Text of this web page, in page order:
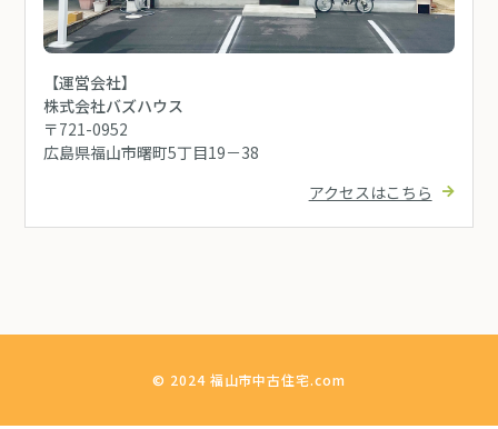
【運営会社】
株式会社バズハウス
〒721-0952
広島県福山市曙町5丁目19－38
アクセスはこちら
© 2024 福山市中古住宅.com